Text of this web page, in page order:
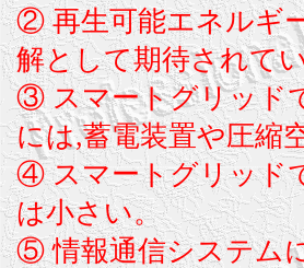
② 再生可能エネルギ
解として期待されて
③ スマートグリッド
には,蓄電装置や圧縮
④ スマートグリッド
は小さい。
⑤ 情報通信システム